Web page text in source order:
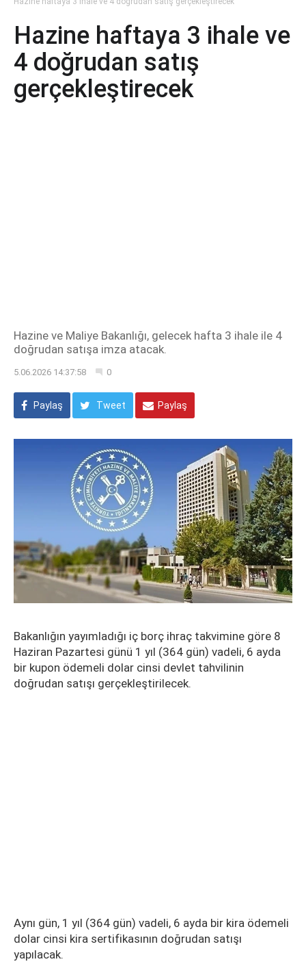
Hazine haftaya 3 ihale ve
4 doğrudan satış
gerçekleştirecek
Hazine ve Maliye Bakanlığı, gelecek hafta 3 ihale ile 4
doğrudan satışa imza atacak.
5.06.2026 14:37:58 0
Paylaş Tweet Paylaş
Bakanlığın yayımladığı iç borç ihraç takvimine göre 8
Haziran Pazartesi günü 1 yıl (364 gün) vadeli, 6 ayda
bir kupon ödemeli dolar cinsi devlet tahvilinin
doğrudan satışı gerçekleştirilecek.
Aynı gün, 1 yıl (364 gün) vadeli, 6 ayda bir kira ödemeli
dolar cinsi kira sertifikasının doğrudan satışı
yapılacak.